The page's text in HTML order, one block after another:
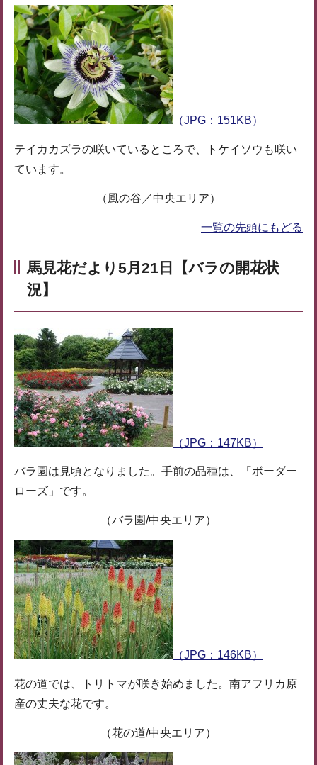
（JPG：151KB）
テイカカズラの咲いているところで、トケイソウも咲い
ています。
（風の谷／中央エリア）
一覧の先頭にもどる
馬見花だより5月21日【バラの開花状
況】
（JPG：147KB）
バラ園は見頃となりました。手前の品種は、「ボーダー
ローズ」です。
（バラ園/中央エリア）
（JPG：146KB）
花の道では、トリトマが咲き始めました。南アフリカ原
産の丈夫な花です。
（花の道/中央エリア）